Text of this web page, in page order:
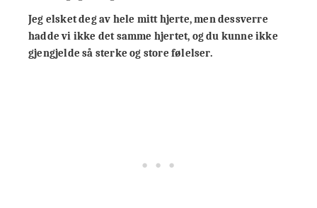
Jeg elsket deg av hele mitt hjerte, men dessverre
hadde vi ikke det samme hjertet, og du kunne ikke
gjengjelde så sterke og store følelser.